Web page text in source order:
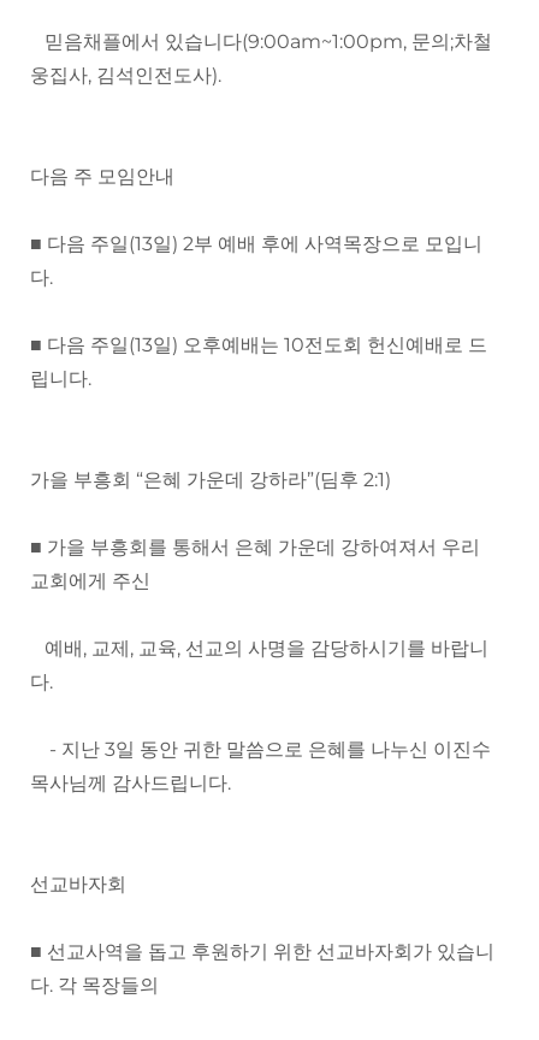
믿음채플에서 있습니다(9:00am~1:00pm, 문의;차철
웅집사, 김석인전도사).
다음 주 모임안내
■ 다음 주일(13일) 2부 예배 후에 사역목장으로 모입니
다.
■ 다음 주일(13일) 오후예배는 10전도회 헌신예배로 드
립니다.
가을 부흥회 “은혜 가운데 강하라”(딤후 2:1)
■ 가을 부흥회를 통해서 은혜 가운데 강하여져서 우리
교회에게 주신
예배, 교제, 교육, 선교의 사명을 감당하시기를 바랍니
다.
- 지난 3일 동안 귀한 말씀으로 은혜를 나누신 이진수
목사님께 감사드립니다.
선교바자회
■ 선교사역을 돕고 후원하기 위한 선교바자회가 있습니
다. 각 목장들의